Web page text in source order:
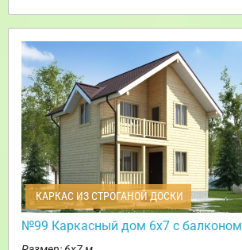
КАРКАС ИЗ СТРОГАНОЙ ДОСКИ
№99 Каркасный дом 6х7 с балконом